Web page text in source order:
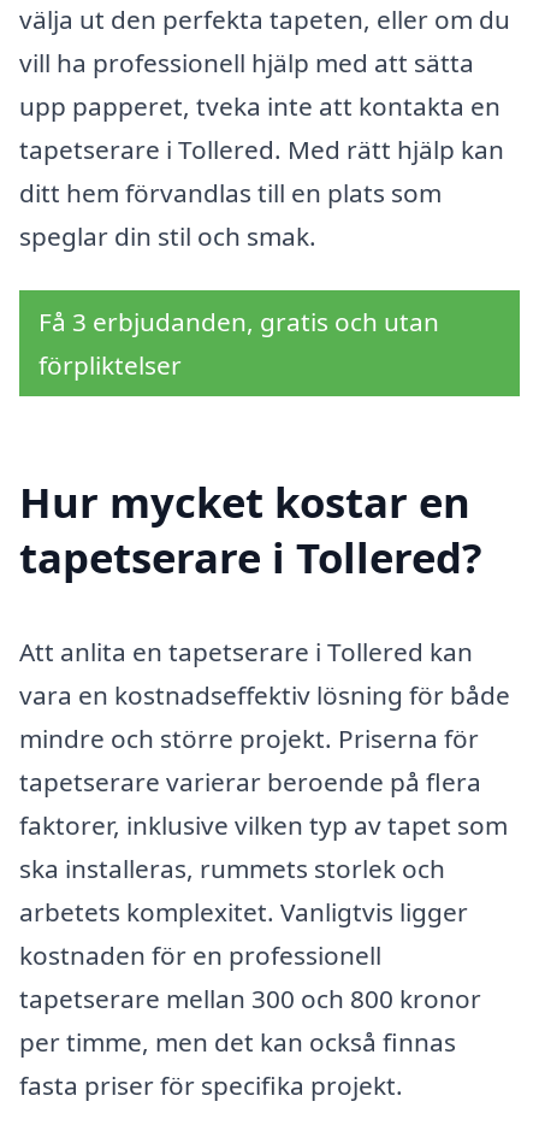
välja ut den perfekta tapeten, eller om du
vill ha professionell hjälp med att sätta
upp papperet, tveka inte att kontakta en
tapetserare i Tollered. Med rätt hjälp kan
ditt hem förvandlas till en plats som
speglar din stil och smak.
Få 3 erbjudanden, gratis och utan
förpliktelser
Hur mycket kostar en
tapetserare i Tollered?
Att anlita en tapetserare i Tollered kan
vara en kostnadseffektiv lösning för både
mindre och större projekt. Priserna för
tapetserare varierar beroende på flera
faktorer, inklusive vilken typ av tapet som
ska installeras, rummets storlek och
arbetets komplexitet. Vanligtvis ligger
kostnaden för en professionell
tapetserare mellan 300 och 800 kronor
per timme, men det kan också finnas
fasta priser för specifika projekt.